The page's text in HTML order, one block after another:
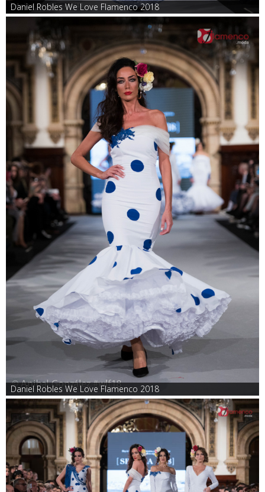
Daniel Robles We Love Flamenco 2018
Daniel Robles We Love Flamenco 2018